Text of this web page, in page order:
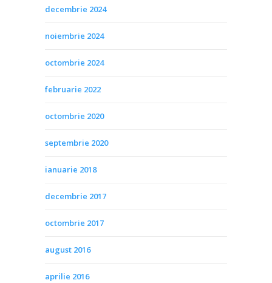
decembrie 2024
noiembrie 2024
octombrie 2024
februarie 2022
octombrie 2020
septembrie 2020
ianuarie 2018
decembrie 2017
octombrie 2017
august 2016
aprilie 2016